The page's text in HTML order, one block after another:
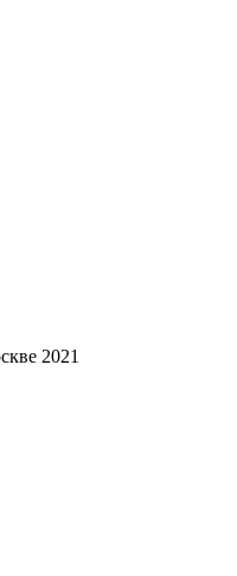
2021